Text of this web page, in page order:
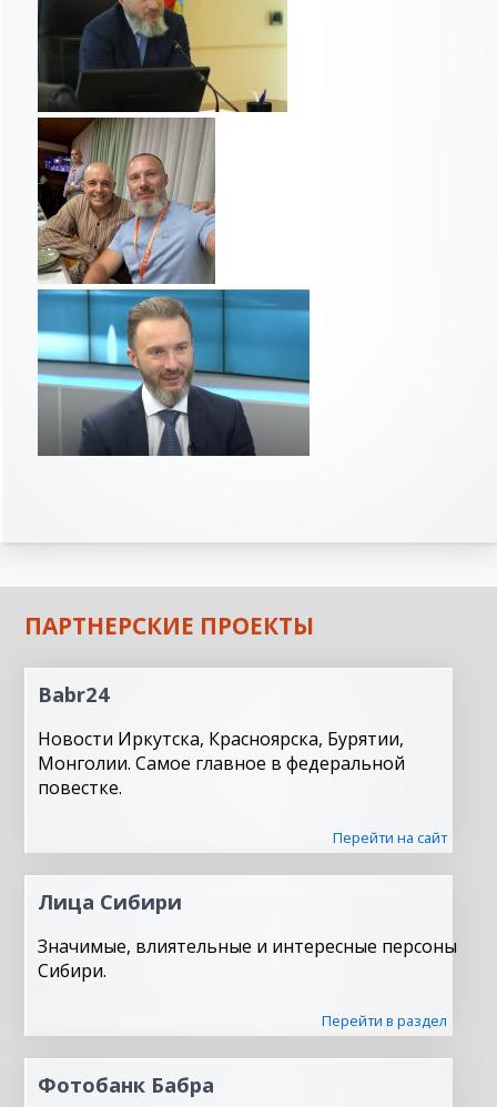
ПАРТНЕРСКИЕ ПРОЕКТЫ
Babr24
Новости Иркутска, Красноярска, Бурятии,
Монголии. Самое главное в федеральной
повестке.
Перейти на сайт
Лица Сибири
Значимые, влиятельные и интересные персоны
Сибири.
Перейти в раздел
Фотобанк Бабра